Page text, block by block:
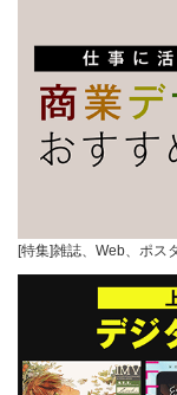
[特集]雑誌、Web、ポス